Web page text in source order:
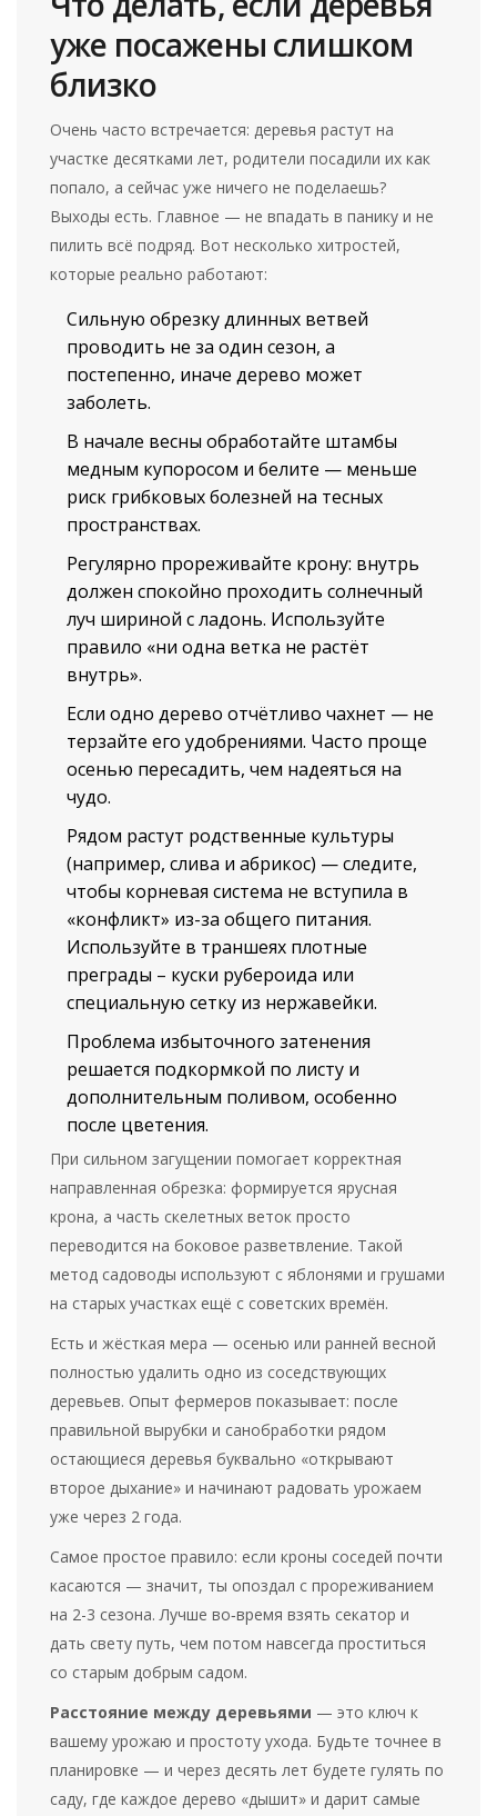
уже посажены слишком
близко
Очень часто встречается: деревья растут на
участке десятками лет, родители посадили их как
попало, а сейчас уже ничего не поделаешь?
Выходы есть. Главное — не впадать в панику и не
пилить всё подряд. Вот несколько хитростей,
которые реально работают:
Сильную обрезку длинных ветвей
проводить не за один сезон, а
постепенно, иначе дерево может
заболеть.
В начале весны обработайте штамбы
медным купоросом и белите — меньше
риск грибковых болезней на тесных
пространствах.
Регулярно прореживайте крону: внутрь
должен спокойно проходить солнечный
луч шириной с ладонь. Используйте
правило «ни одна ветка не растёт
внутрь».
Если одно дерево отчётливо чахнет — не
терзайте его удобрениями. Часто проще
осенью пересадить, чем надеяться на
чудо.
Рядом растут родственные культуры
(например, слива и абрикос) — следите,
чтобы корневая система не вступила в
«конфликт» из-за общего питания.
Используйте в траншеях плотные
преграды – куски рубероида или
специальную сетку из нержавейки.
Проблема избыточного затенения
решается подкормкой по листу и
дополнительным поливом, особенно
после цветения.
При сильном загущении помогает корректная
направленная обрезка: формируется ярусная
крона, а часть скелетных веток просто
переводится на боковое разветвление. Такой
метод садоводы используют с яблонями и грушами
на старых участках ещё с советских времён.
Есть и жёсткая мера — осенью или ранней весной
полностью удалить одно из соседствующих
деревьев. Опыт фермеров показывает: после
правильной вырубки и санобработки рядом
остающиеся деревья буквально «открывают
второе дыхание» и начинают радовать урожаем
уже через 2 года.
Самое простое правило: если кроны соседей почти
касаются — значит, ты опоздал с прореживанием
на 2-3 сезона. Лучше во‑время взять секатор и
дать свету путь, чем потом навсегда проститься
со старым добрым садом.
Расстояние между деревьями — это ключ к
вашему урожаю и простоту ухода. Будьте точнее в
планировке — и через десять лет будете гулять по
саду, где каждое дерево «дышит» и дарит самые